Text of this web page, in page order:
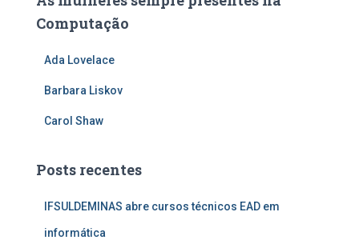
Computação
Ada Lovelace
Barbara Liskov
Carol Shaw
Posts recentes
IFSULDEMINAS abre cursos técnicos EAD em
informática